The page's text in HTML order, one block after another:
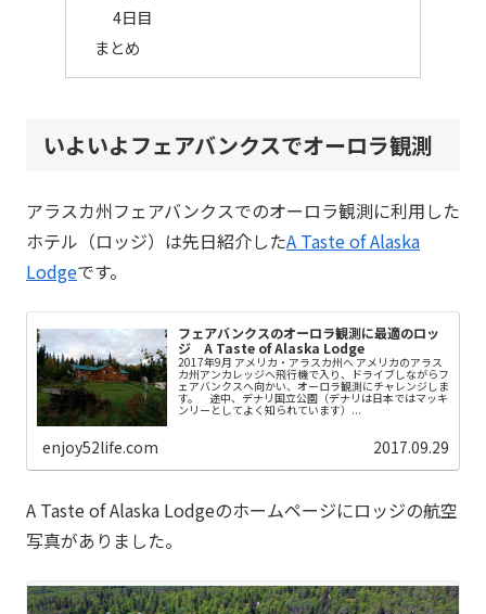
4日目
まとめ
いよいよフェアバンクスでオーロラ観測
アラスカ州フェアバンクスでのオーロラ観測に利用した
ホテル（ロッジ）は先日紹介したA Taste of Alaska
Lodgeです。
フェアバンクスのオーロラ観測に最適のロッ
ジ A Taste of Alaska Lodge
2017年9月 アメリカ・アラスカ州へ アメリカのアラス
カ州アンカレッジへ飛行機で入り、ドライブしながらフ
ェアバンクスへ向かい、オーロラ観測にチャレンジしま
す。 途中、デナリ国立公園（デナリは日本ではマッキ
ンリーとしてよく知られています）...
enjoy52life.com 2017.09.29
A Taste of Alaska Lodgeのホームページにロッジの航空
写真がありました。